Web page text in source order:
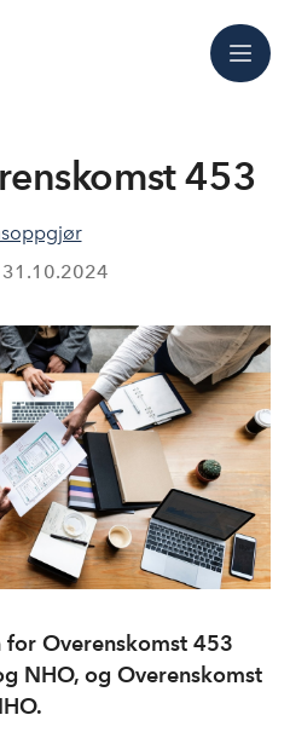
Meny
453
31.10.2024
Overenskomst 453
NHO, og Overenskomst